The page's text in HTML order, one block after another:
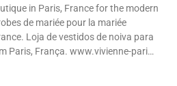
in Paris, France for the modern
de mariée pour la mariée
Loja de vestidos de noiva para
Paris, França. www.vivienne-pari…